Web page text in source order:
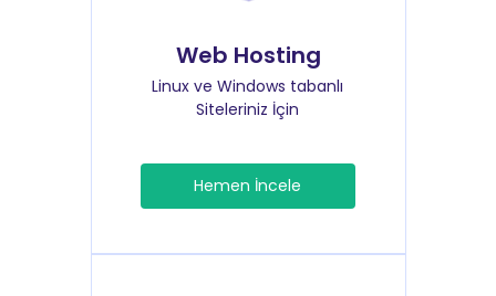
Web Hosting
Linux ve Windows tabanlı
Siteleriniz İçin
Hemen İncele